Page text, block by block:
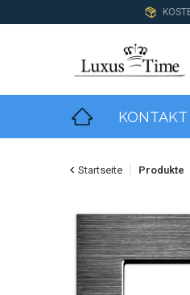
KONTAKT
Startseite Produkte